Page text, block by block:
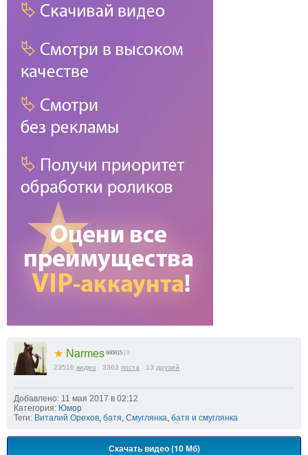
★ Narmes 660615 | 0
23516 видео 3363 поста 13 друзей
Добавлено: 11 мая 2017 в 02:12
Категория: Юмор
Теги: Виталий Орехов батя Смуглянка батя и смуглянка
Скачать видео (10 Мб)